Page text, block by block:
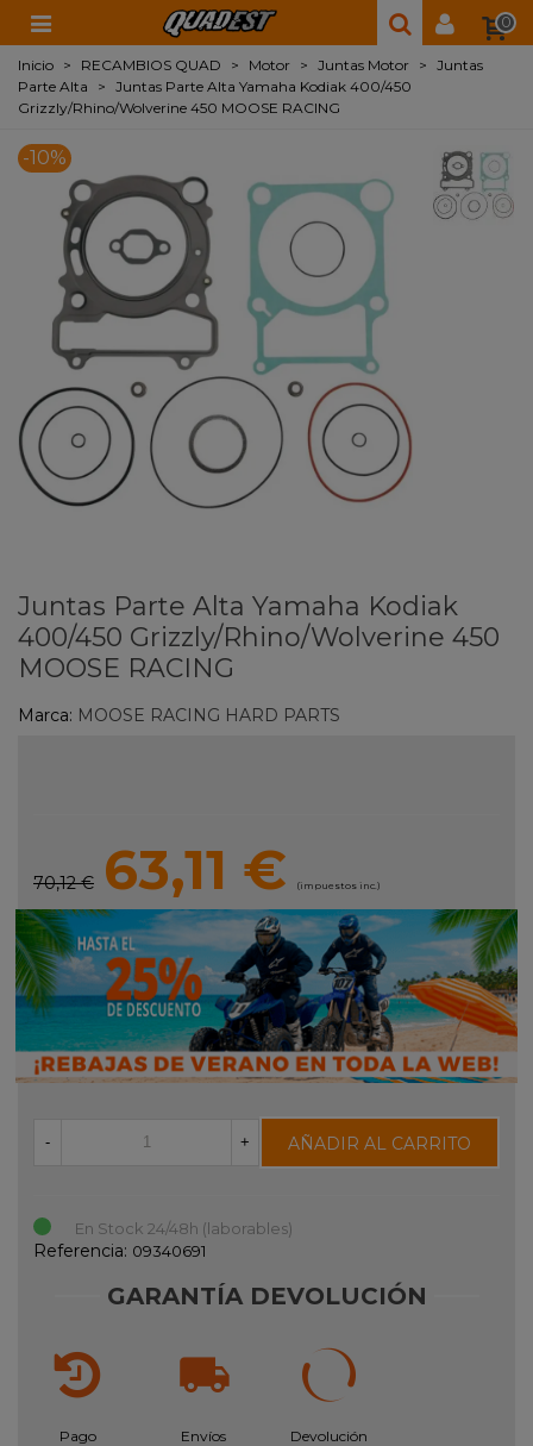
0
Inicio > RECAMBIOS QUAD > Motor > Juntas Motor > Juntas
Parte Alta
> Juntas Parte Alta Yamaha Kodiak 400/450
Grizzly/Rhino/Wolverine 450 MOOSE RACING
-10%
Juntas Parte Alta Yamaha Kodiak
400/450 Grizzly/Rhino/Wolverine 450
MOOSE RACING
Marca: MOOSE RACING HARD PARTS
70,12 € 63,11 € (impuestos inc.)
- + AÑADIR AL CARRITO
En Stock 24/48h (laborables)
Referencia: 09340691
GARANTÍA DEVOLUCIÓN
Pago
Envíos
Devolución